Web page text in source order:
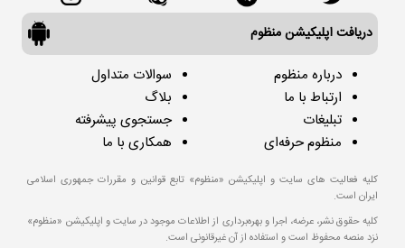
دریافت اپلیکیشن منظوم
درباره منظوم
ارتباط با ما
تبلیغات
منظوم حرفه‌ای
سوالات متداول
بلاگ
جستجوی پیشرفته
همکاری با ما
کلیه فعالیت های سایت و اپلیکیشن «منظوم» تابع قوانین و مقررات جمهوری اسلامی
ایران است.
کلیه حقوق نشر، عرضه، اجرا و بهره‌برداری از اطلاعات موجود در سایت و اپلیکیشن «منظوم»
نزد منصه محفوظ است و استفاده از آن غیرقانونی است.